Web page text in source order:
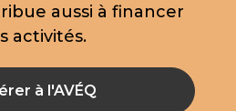
aussi à financer
activités.
à l'AVÉQ